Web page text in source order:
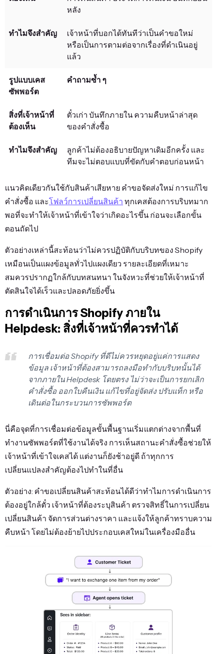
หลัง
เจ้าหน้าที่บอกได้ทันทีว่าเป็นคำขอใหม่
หรือเป็นการตามต่อจากเรื่องที่ดำเนินอยู่
แล้ว
คำถามซ้ำ ๆ
ตั๋วเก่า บันทึกภายใน ความคืบหน้าล่าสุด
ของคำสั่งซื้อ
ลูกค้าไม่ต้องอธิบายปัญหาเดิมอีกครั้ง และ
ทีมจะไม่ตอบแบบที่ขัดกับคำตอบก่อนหน้า
แนวคิดเดียวกันใช้กับสินค้าเสียหาย คำขอจัดส่งใหม่ การแก้ไข
คำสั่งซื้อ และโฟลว์การเปลี่ยนสินค้า ทุกเคสต้องการบริบทมาก
พอที่จะทำให้เจ้าหน้าที่เข้าใจว่าเกิดอะไรขึ้น ก่อนจะเลือกขั้น
ตอนถัดไป
ตัวอย่างเหล่านี้สะท้อนว่าไม่ควรปฏิบัติกับบริบทของ Shopify
เหมือนเป็นแผงข้อมูลทั่วไปแผงเดียว รายละเอียดที่เหมาะ
สมควรปรากฏใกล้กับบทสนทนา ในจังหวะที่ช่วยให้เจ้าหน้าที่
ตัดสินใจได้เร็วและปลอดภัยยิ่งขึ้น
การดำเนินการ Shopify ภายใน
Helpdesk: สิ่งที่เจ้าหน้าที่ควรทำได้
การเชื่อมต่อ Shopify ที่ดีไม่ควรหยุดอยู่แค่การแสดง
ข้อมูล เจ้าหน้าที่ต้องสามารถลงมือทำกับบริบทนั้นได้
จากภายใน Helpdesk โดยตรง ไม่ว่าจะเป็นการยกเลิก
คำสั่งซื้อ ออกใบคืนเงิน แก้ไขที่อยู่จัดส่ง ปรับแท็ก หรือ
เดินต่อในกระบวนการซัพพอร์ต
นี่คือจุดที่การเชื่อมต่อข้อมูลขั้นพื้นฐานเริ่มแตกต่างจากพื้นที่
ทำงานซัพพอร์ตที่ใช้งานได้จริง การเห็นสถานะคำสั่งซื้อช่วยให้
เจ้าหน้าที่เข้าใจเคสได้ แต่งานก็ยังช้าอยู่ดี ถ้าทุกการ
เปลี่ยนแปลงสำคัญต้องไปทำในที่อื่น
ตัวอย่าง: คำขอเปลี่ยนสินค้าสะท้อนได้ดีว่าทำไมการดำเนินการ
ต้องอยู่ใกล้ตั๋ว เจ้าหน้าที่ต้องระบุสินค้า ตรวจสิทธิ์ในการเปลี่ยน
เปลี่ยนสินค้า จัดการส่วนต่างราคา และแจ้งให้ลูกค้าทราบความ
คืบหน้า โดยไม่ต้องย้ายไปประกอบเคสใหม่ในเครื่องมืออื่น